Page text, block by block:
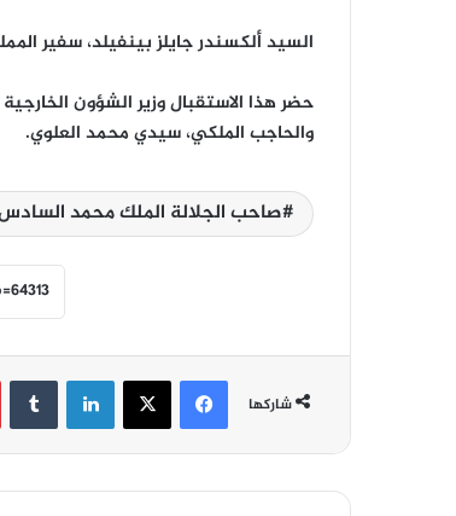
السيد ألكسندر جايلز بينفيلد، سفير
حضر هذا الاستقبال وزير الشؤون الخارجية
والحاجب الملكي، سيدي محمد العلوي.
صاحب الجلالة الملك محمد السادس
شاركها
فيسبوك ‫X لينكدإن